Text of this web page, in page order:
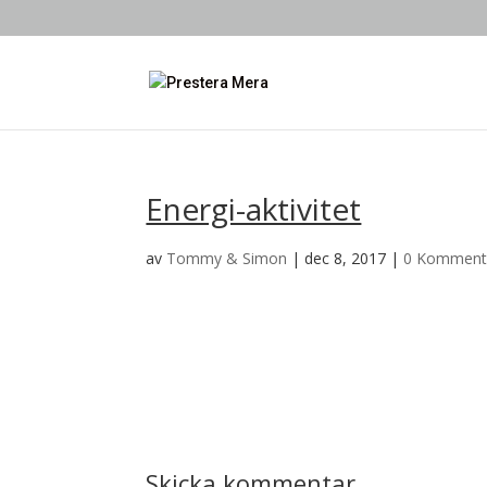
Energi-aktivitet
av Tommy & Simon |dec 8, 2017 | 0